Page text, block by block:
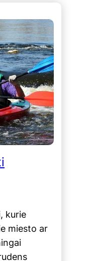
kurie
miesto ar